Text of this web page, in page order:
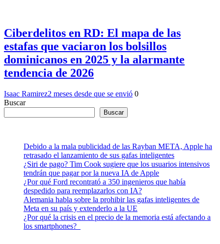
Ciberdelitos en RD: El mapa de las
estafas que vaciaron los bolsillos
dominicanos en 2025 y la alarmante
tendencia de 2026
Isaac Ramirez2 meses desde que se envió 0
Buscar
Buscar
Debido a la mala publicidad de las Rayban META, Apple ha
retrasado el lanzamiento de sus gafas inteligentes
¿Siri de pago? Tim Cook sugiere que los usuarios intensivos
tendrán que pagar por la nueva IA de Apple
¿Por qué Ford recontrató a 350 ingenieros que había
despedido para reemplazarlos con IA?
Alemania habla sobre la prohibir las gafas inteligentes de
Meta en su país y extenderlo a la UE
¿Por qué la crisis en el precio de la memoria está afectando a
los smartphones?